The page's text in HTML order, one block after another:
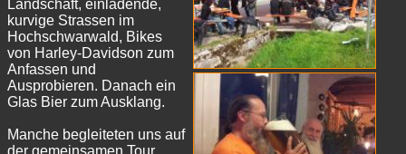
Landschaft, einladende,
kurvige Strassen im
Hochschwarwald, Bikes
von Harley-Davidson zum
Anfassen und
Ausprobieren. Danach ein
Glas Bier zum Ausklang.
Manche begleiteten uns auf
der gemeinsamen Tour